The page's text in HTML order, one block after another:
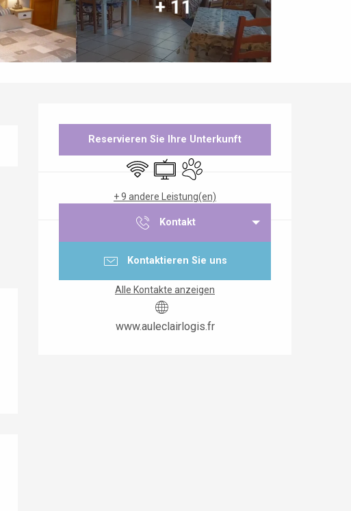
+ 11
Öffnungszeiten & Kontaktdaten
Reservieren Sie Ihre Unterkunft
Wi-Fi FernsehenTiere erlaubt
+ 9 andere Leistung(en)
Kontakt
Kontaktieren Sie uns
Alle Kontakte anzeigen
www.auleclairlogis.fr